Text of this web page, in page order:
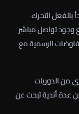
بالفعل التحرك
وجود تواصل مباشر
الرسمية مع
من الدوريات
عدة أندية تبحث عن